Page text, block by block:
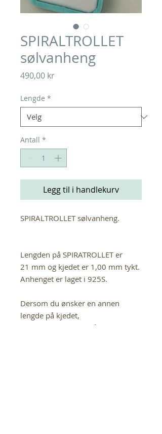
SPIRALTROLLET
sølvanheng
490,00 krPris
Lengde *
Antall *
Legg til i handlekurv
SPIRALTROLLET sølvanheng.
Lengden på SPIRATROLLET er
21 mm og kjedet er 1,00 mm tykt.
Anhenget er laget i 925S.
Dersom du ønsker en annen
lengde på kjedet,
ta kontakt med oss på